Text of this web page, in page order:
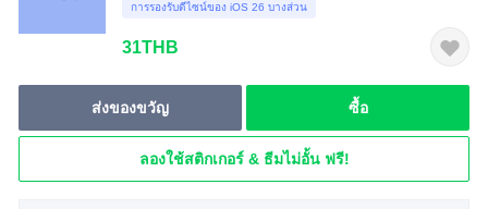
การรองรับดีไซน์ของ iOS 26 บางส่วน
31THB
ส่งของขวัญ ซื้อ
ลองใช้สติกเกอร์ & ธีมไม่อั้น ฟรี!